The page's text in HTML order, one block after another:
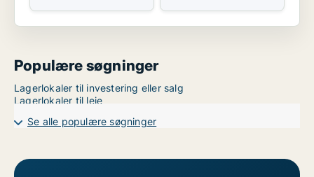
Populære søgninger
Lagerlokaler til investering eller salg
Lagerlokaler til leje
Se alle populære søgninger